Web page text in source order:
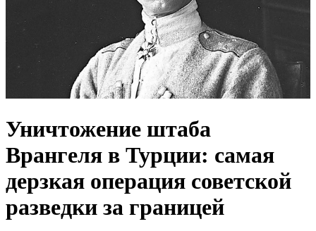
Уничтожение штаба
Врангеля в Турции: самая
дерзкая операция советской
разведки за границей